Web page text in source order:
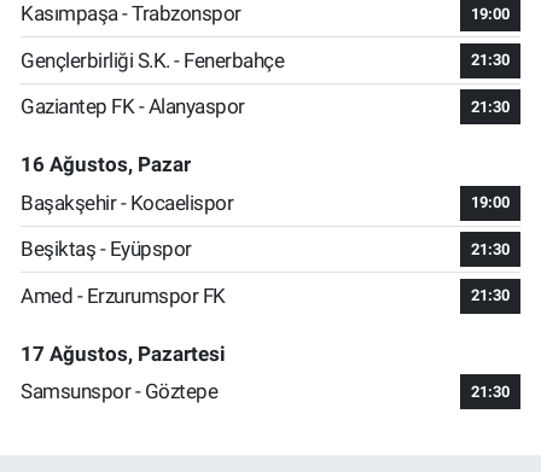
Kasımpaşa - Trabzonspor 19:00
Gençlerbirliği S.K. - Fenerbahçe 21:30
Gaziantep FK - Alanyaspor 21:30
16 Ağustos, Pazar
Başakşehir - Kocaelispor
19:00
Beşiktaş - Eyüpspor 21:30
Amed - Erzurumspor FK 21:30
17 Ağustos, Pazartesi
Samsunspor - Göztepe
21:30